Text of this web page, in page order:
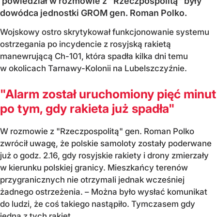
dowódca jednostki GROM gen. Roman Polko.
Wojskowy ostro skrytykował funkcjonowanie systemu
ostrzegania po incydencie z rosyjską rakietą
manewrującą Ch-101, która spadła kilka dni temu
w okolicach Tarnawy-Kolonii na Lubelszczyźnie.
"Alarm został uruchomiony pięć minut
po tym, gdy rakieta już spadła"
W rozmowie z "Rzeczpospolitą" gen. Roman Polko
zwrócił uwagę, że polskie samoloty zostały poderwane
już o godz. 2.16, gdy rosyjskie rakiety i drony zmierzały
w kierunku polskiej granicy. Mieszkańcy terenów
przygranicznych nie otrzymali jednak wcześniej
żadnego ostrzeżenia. – Można było wysłać komunikat
do ludzi, że coś takiego nastąpiło. Tymczasem gdy